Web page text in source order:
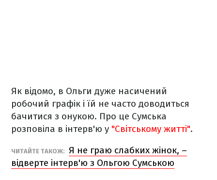
Як відомо, в Ольги дуже насичений
робочий графік і їй не часто доводиться
бачитися з онукою. Про це Сумська
розповіла в інтерв'ю у "Світському житті".
ЧИТАЙТЕ ТАКОЖ: Я не граю слабких жінок, –
відверте інтерв'ю з Ольгою Сумською